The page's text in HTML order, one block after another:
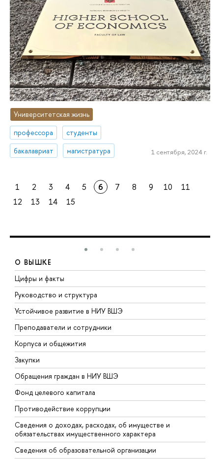
Университетская жизнь
профессора
студенты
бакалавриат
магистратура 1 сентября, 2024 г.
1 2 3 4 5 6 7 8 9 10
11
12
13 14 15
О ВЫШКЕ
Цифры и факты
Руководство и структура
Устойчивое развитие в НИУ ВШЭ
Преподаватели и сотрудники
Корпуса и общежития
Закупки
Обращения граждан в НИУ ВШЭ
Фонд целевого капитала
Противодействие коррупции
Сведения о доходах, расходах, об имуществе и
обязательствах имущественного характера
Сведения об образовательной организации